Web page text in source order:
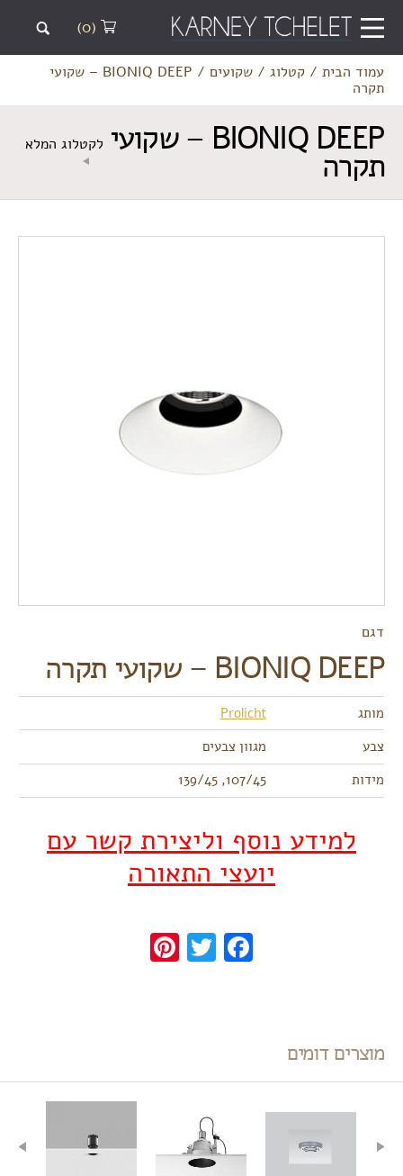
(0)
עמוד הבית/ קטלוג/ שקועים/
BIONIQ DEEP – שקועי
תקרה
BIONIQ DEEP – שקועי
תקרה לקטלוג המלא
דגם
BIONIQ DEEP – שקועי תקרה
מותג
Prolicht
צבע
מגוון צבעים
מידות
107/45, 139/45
למידע נוסף וליצירת קשר עם
יועצי התאורה
Facebook
Twitter
Pinterest
מוצרים דומים